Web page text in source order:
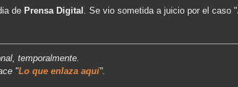
de Prensa Digital . Se vio sometida a juicio por el caso
temporalmente.
"Lo que enlaza aquí".